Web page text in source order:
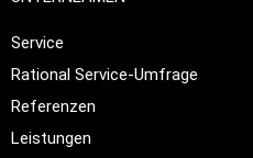
Service
Rational Service-Umfrage
Referenzen
Leistungen